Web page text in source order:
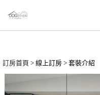
訂房首頁 > 線上訂房 > 套裝介紹